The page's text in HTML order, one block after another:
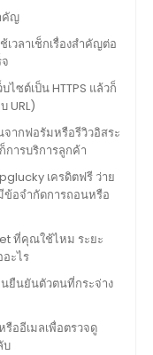
คัญ
วลาเช็กเรื่องสำคัญต่อ
ไซต์เป็น HTTPS แล้วก็
URL)
ากฟอรัมหรือรีวิวอิสระ
การบริการลูกค้า
เครดิตฟรี ว่าย
ข้อจำกัดการถอนหรือ
ที่คุณใช้ไหม ระยะ
ะไร
ยืนยันตัวตนที่กระจ่าง
ออีเมลเพื่อตรวจดู
บ